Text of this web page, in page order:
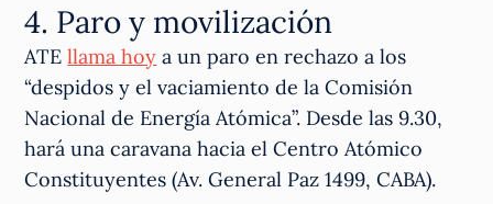
4. Paro y movilización
ATEllama hoy a un paro en rechazo a los
“despidos y el vaciamiento de la Comisión
Nacional de Energía Atómica”. Desde las 9.30,
hará una caravana hacia el Centro Atómico
Constituyentes (Av. General Paz 1499, CABA).